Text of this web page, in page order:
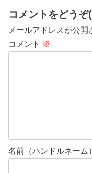
コメントをどう
メールアドレスが公開
コメント ※
名前（ハンドルネーム）